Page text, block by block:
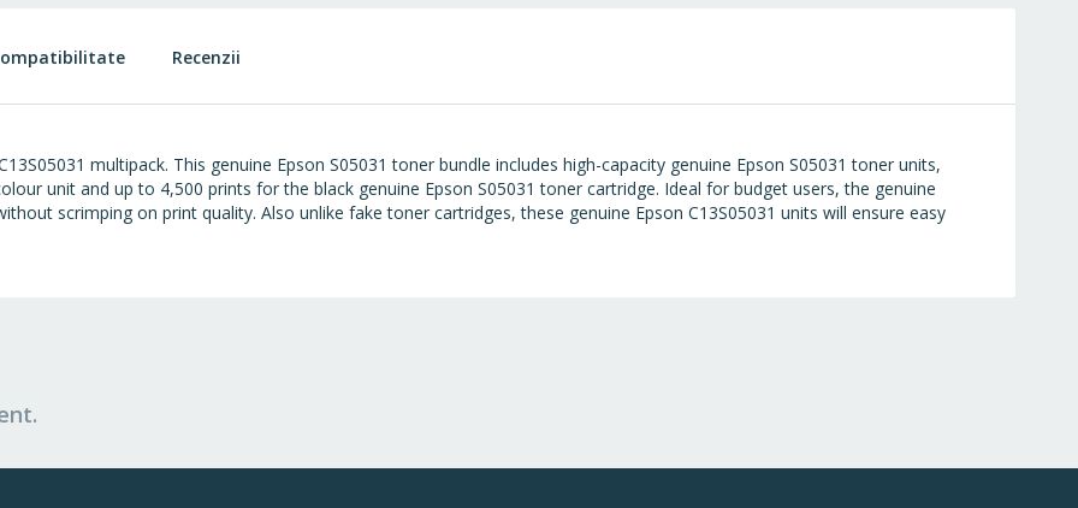
multipack. This genuine Epson S05031 toner bundle includes high-capacity genuine Epson S05031 toner units,
unit and up to 4,500 prints for the black genuine Epson S05031 toner cartridge. Ideal for budget users, the genuine
scrimping on print quality. Also unlike fake toner cartridges, these genuine Epson C13S05031 units will ensure easy
Recenzii